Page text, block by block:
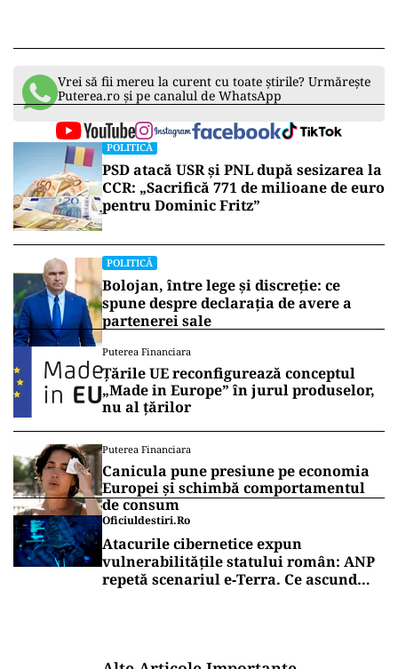
Vrei să fii mereu la curent cu toate știrile? Urmărește
Puterea.ro și pe canalul de WhatsApp
POLITICĂ
PSD atacă USR și PNL după sesizarea la
CCR: „Sacrifică 771 de milioane de euro
pentru Dominic Fritz”
POLITICĂ
Bolojan, între lege și discreție: ce
spune despre declarația de avere a
partenerei sale
Puterea Financiara
Țările UE reconfigurează conceptul
„Made in Europe” în jurul produselor,
nu al țărilor
Puterea Financiara
Canicula pune presiune pe economia
Europei și schimbă comportamentul
de consum
Oficiuldestiri.ro
Atacurile cibernetice expun
vulnerabilitățile statului român: ANP
repetă scenariul e‑Terra. Ce ascund